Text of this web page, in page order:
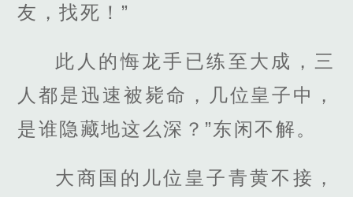
友，找死！”
此人的悔龙手已练至大成，三
人都是迅速被毙命，几位皇子中，
是谁隐藏地这么深？”东闲不解。
大商国的儿位皇子青黄不接，